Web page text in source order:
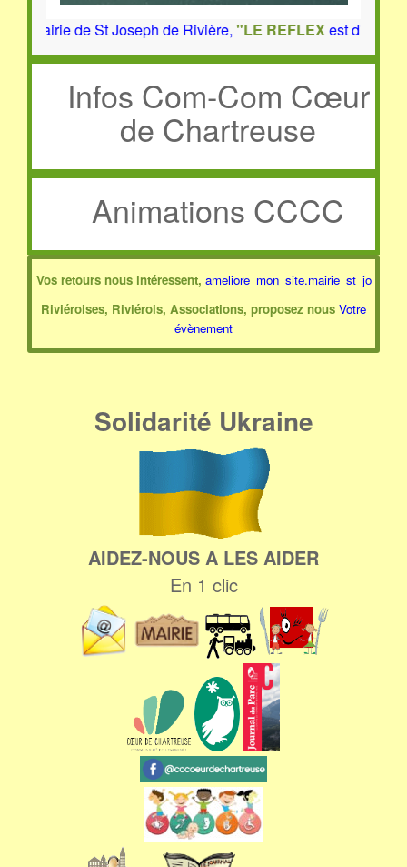
de St Joseph de Rivière,"LE REFLEXest disponible
Infos Com-Com Cœur
de Chartreuse
Animations CCCC
Vos retours nous intéressent, ameliore_mon_site.mairie_st_jo
Riviéroises, Riviérois, Associations, proposez nous Votre
évènement
Solidarité Ukraine
AIDEZ-NOUS A LES AIDER
En 1 clic